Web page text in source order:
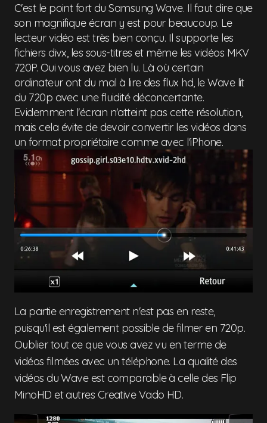
C'est le point fort du Samsung Wave. Il faut dire que
son magnifique écran y est pour beaucoup. Le
lecteur vidéo est très bien conçu. Il supporte les
fichiers divx, les sous-titres et même les vidéos MKV
720P. Oui vous avez bien lu. Là où certain
ordinateur ont du mal à lire des flux hd, le Wave lit
du 720p avec une fluidité déconcertante.
Evidemment l'écran n'atteint pas cette résolution,
mais cela évite de devoir convertir les vidéos dans
un format propriétaire comme avec l'iPhone.
La partie enregistrement n'est pas en reste,
puisqu'il est également possible de filmer en 720p.
Oublier tout ce que vous avez vu en terme de
vidéos filmées avec un téléphone. La qualité des
vidéos du Wave est comparable à celle des Flip
MinoHD et autres Creative Vado HD.